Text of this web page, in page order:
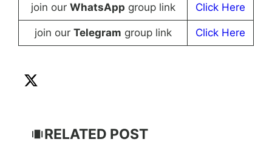
join our WhatsApp group link Click Here
join our Telegram group link Click Here
RELATED POST